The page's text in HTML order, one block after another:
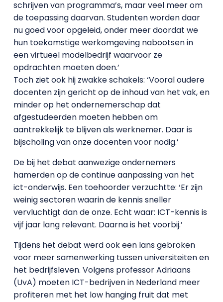
schrijven van programma’s, maar veel meer om
de toepassing daarvan. Studenten worden daar
nu goed voor opgeleid, onder meer doordat we
hun toekomstige werkomgeving nabootsen in
een virtueel modelbedrijf waarvoor ze
opdrachten moeten doen.’
Toch ziet ook hij zwakke schakels: ‘Vooral oudere
docenten zijn gericht op de inhoud van het vak, en
minder op het ondernemerschap dat
afgestudeerden moeten hebben om
aantrekkelijk te blijven als werknemer. Daar is
bijscholing van onze docenten voor nodig.’
De bij het debat aanwezige ondernemers
hamerden op de continue aanpassing van het
ict-onderwijs. Een toehoorder verzuchtte: ‘Er zijn
weinig sectoren waarin de kennis sneller
vervluchtigt dan de onze. Echt waar: ICT-kennis is
vijf jaar lang relevant. Daarna is het voorbij.’
Tijdens het debat werd ook een lans gebroken
voor meer samenwerking tussen universiteiten en
het bedrijfsleven. Volgens professor Adriaans
(UvA) moeten ICT-bedrijven in Nederland meer
profiteren met het low hanging fruit dat met